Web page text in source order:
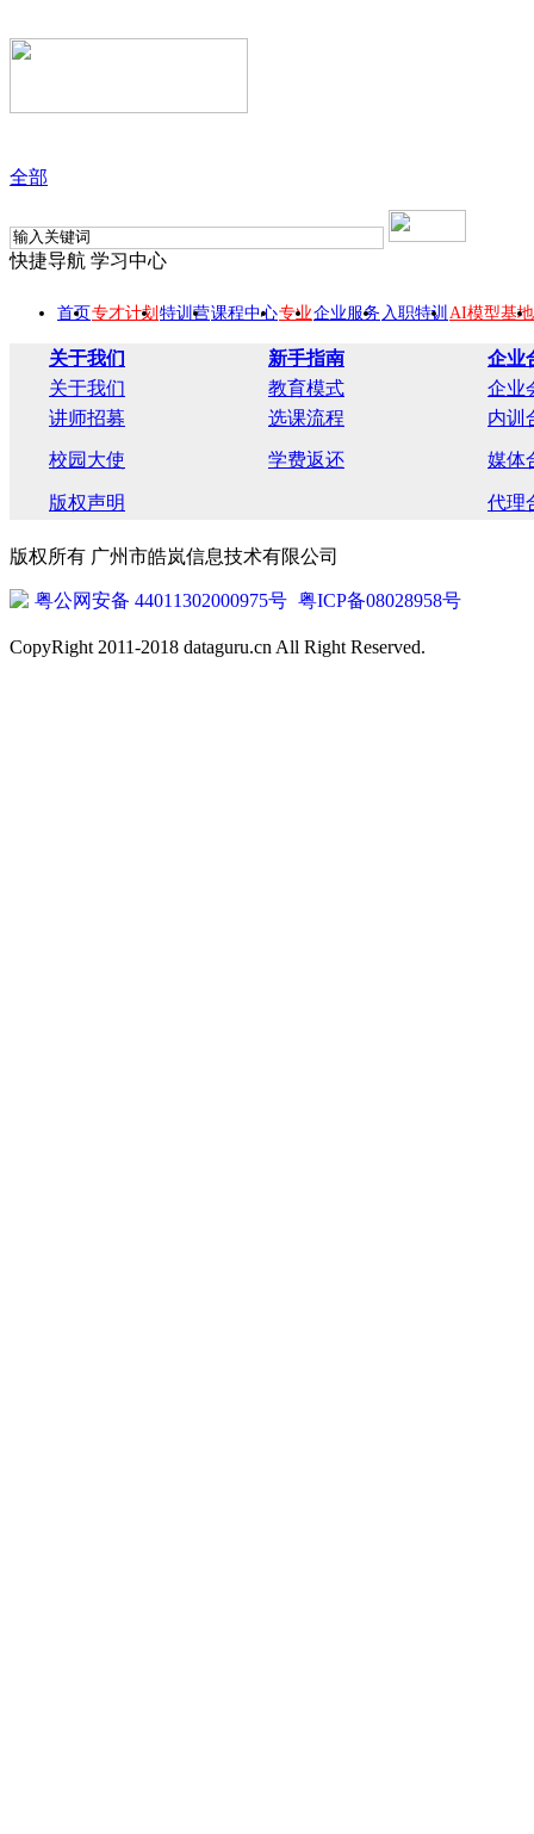
全部
快捷导航 学习中心
首页专才计划 特训营课程中心专业企业服务 入职特训 AI模型基地
关于我们 新手指南
企业
关于我们
教育模式
企业
讲师招募
选课流程 内训
校园大使 学费返还 媒体
版权声明 代理
版权所有 广州市皓岚信息技术有限公司
粤公网安备 44011302000975号 粤ICP备08028958号
CopyRight 2011-2018 dataguru.cn All Right Reserved.